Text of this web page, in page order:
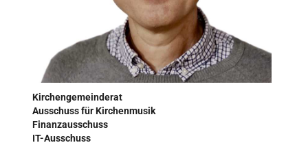
Kirchengemeinderat
Ausschuss für Kirchenmusik
Finanzausschuss
IT-Ausschuss